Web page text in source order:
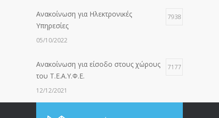
Ανακοίνωση για Ηλεκτρονικές
Υπηρεσίες
7938
05/10/2022
Ανακοίνωση για είσοδο στους χώρους
του Τ.Ε.Α.Υ.Φ.Ε.
7177
12/12/2021
ΑΝΑΚΟΙΝΩΣΗ ΠΡΟΣ ΣΥΝΤΑΞΙΟΥΧΟΥΣ